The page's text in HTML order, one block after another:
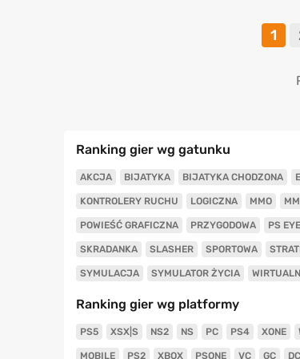
1
Ranking gier wg gatunku
AKCJA BIJATYKA BIJATYKA CHODZONA
KONTROLERY RUCHU LOGICZNA MMO
POWIEŚĆ GRAFICZNA PRZYGODOWA PS EYE
SKRADANKA SLASHER SPORTOWA
SYMULACJA SYMULATOR ŻYCIA
Ranking gier wg platformy
PS5 XSX|S NS2 NS PC PS4 XONE
MOBILE PS2 XBOX PSONE VC GC DC